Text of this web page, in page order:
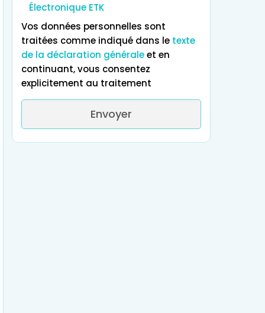
Qu'attendez-vous de votre
Électronique ETK
Vos données personnelles sont
traitées comme indiqué dans le texte
de la déclaration généraleet en
continuant, vous consentez
explicitement au traitement
Envoyer